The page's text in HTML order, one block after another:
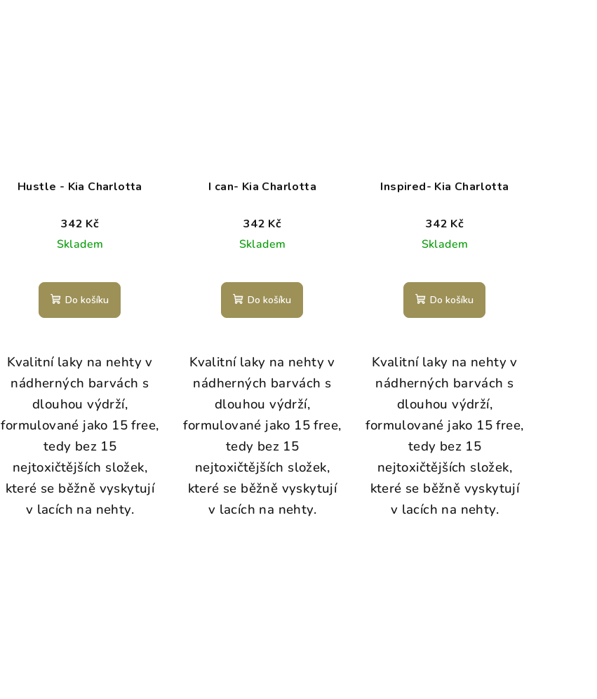
Hustle - Kia Charlotta
342 Kč
Skladem
Do košíku
Kvalitní laky na nehty v
nádherných barvách s
dlouhou výdrží,
formulované jako 15 free,
tedy bez 15
nejtoxičtějších složek,
které se běžně vyskytují
v lacích na nehty.
I can- Kia Charlotta
342 Kč
Skladem
Do košíku
Kvalitní laky na nehty v
nádherných barvách s
dlouhou výdrží,
formulované jako 15 free,
tedy bez 15
nejtoxičtějších složek,
které se běžně vyskytují
v lacích na nehty.
Inspired- Kia Charlotta
342 Kč
Skladem
Do košíku
Kvalitní laky na nehty v
nádherných barvách s
dlouhou výdrží,
formulované jako 15 free,
tedy bez 15
nejtoxičtějších složek,
které se běžně vyskytují
v lacích na nehty.